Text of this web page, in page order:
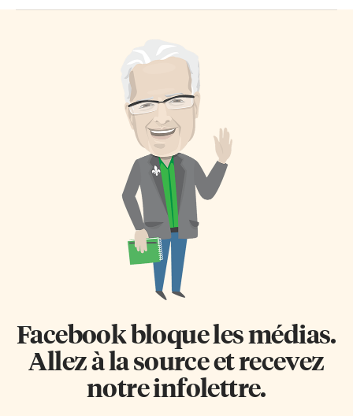
Facebook bloque les médias.
Allez à la source et recevez
notre infolettre.